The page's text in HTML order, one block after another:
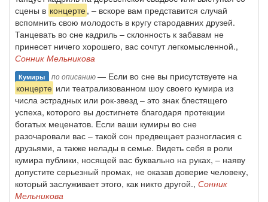
сцены в концерте, – вскоре вам представится случай
вспомнить свою молодость в кругу стародавних друзей.
Танцевать во сне кадриль – склонность к забавам не
принесет ничего хорошего, вас сочтут легкомысленной.,
Сонник Мельникова
Кумиры по описанию— Если во сне вы присутствуете на
концерте или театрализованном шоу своего кумира из
числа эстрадных или рок-звезд – это знак блестящего
успеха, которого вы достигнете благодаря протекции
богатых меценатов. Если ваши кумиры во сне
разочаровали вас – такой сон предвещает разногласия с
друзьями, а также нелады в семье. Видеть себя в роли
кумира публики, носящей вас буквально на руках, – наяву
допустите серьезный промах, не оказав доверие человеку,
который заслуживает этого, как никто другой., Сонник
Мельникова